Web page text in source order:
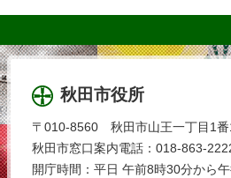
秋田市役所
〒010-8560 秋田市山王一丁目1番
秋田市窓口案内電話：018-863-
開庁時間：平日 午前8時30分から